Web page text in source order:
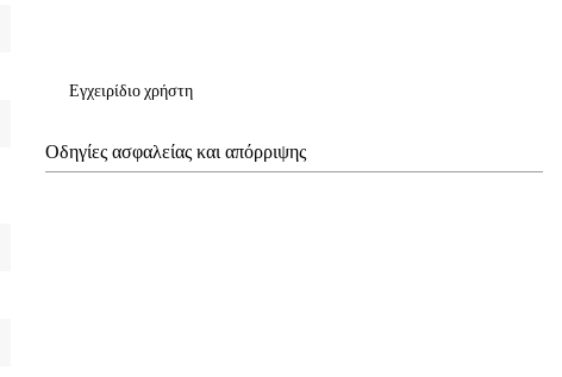
Εγχειρίδιο χρήστη
Οδηγίες ασφαλείας και απόρριψης